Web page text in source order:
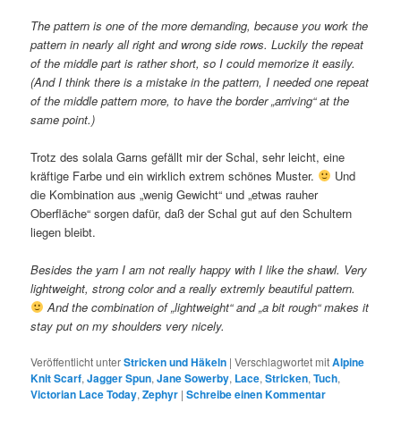
The pattern is one of the more demanding, because you work the
pattern in nearly all right and wrong side rows. Luckily the repeat
of the middle part is rather short, so I could memorize it easily.
(And I think there is a mistake in the pattern, I needed one repeat
of the middle pattern more, to have the border „arriving“ at the
same point.)
Trotz des solala Garns gefällt mir der Schal, sehr leicht, eine
kräftige Farbe und ein wirklich extrem schönes Muster.
Und
die Kombination aus „wenig Gewicht“ und „etwas rauher
Oberfläche“ sorgen dafür, daß der Schal gut auf den Schultern
liegen bleibt.
Besides the yarn I am not really happy with I like the shawl. Very
lightweight, strong color and a really extremly beautiful pattern.
And the combination of „lightweight“ and „a bit rough“ makes it
stay put on my shoulders very nicely.
Veröffentlicht unterStricken und Häkeln |Verschlagwortet mitAlpine
Knit Scarf,Jagger Spun,Jane Sowerby, Lace,Stricken,Tuch,
Victorian Lace Today,Zephyr |Schreibe einen Kommentar